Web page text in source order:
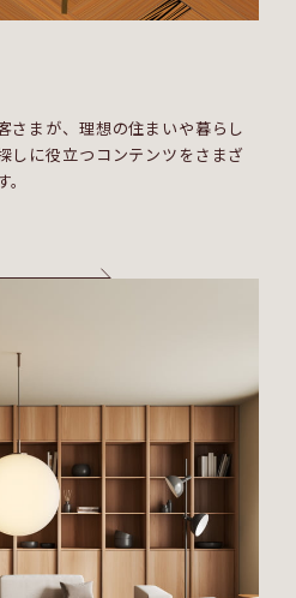
さまが、理想の住まいや暮らし
しに役立つコンテンツをさまざ